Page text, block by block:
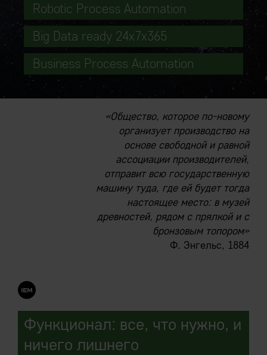
Robotic Process Automation
Big Data ready 24x7x365
Business Process Automation
«Общество, которое по-новому
организует производство на
основе свободной и равной
ассоциации производителей,
отправит всю государственную
машину туда, где ей будет тогда
настоящее место: в музей
древностей, рядом с прялкой и с
бронзовым топором»
Ф. Энгельс, 1884
Функционал: все, что нужно, и
ничего лишнего